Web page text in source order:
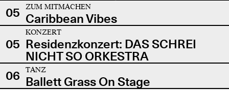
05
ZUM MITMACHEN
Caribbean Vibes
05
KONZERT
Residenzkonzert: DAS SCHREI
NICHT SO ORKESTRA
06
TANZ
Ballett Grass On Stage